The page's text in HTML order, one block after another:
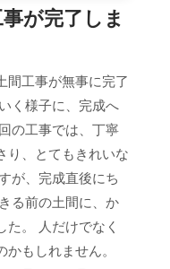
が完了しま
間工事が無事に完了
く様子に、完成へ
の工事では、丁寧
り、とてもきれいな
が、完成直後にち
る前の土間に、か
た。 人だけでなく
もしれません。